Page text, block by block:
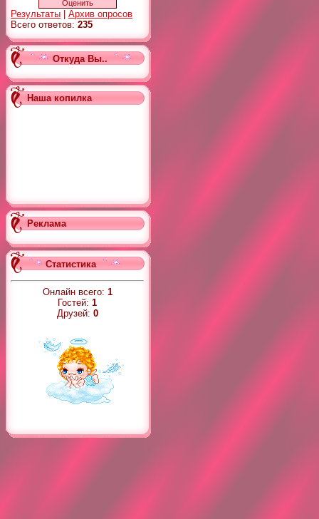
Результаты
Архив опросов
Всего ответов: 235
Откуда Вы..
Наша копилка
Реклама
Статистика
Онлайн всего: 1
Гостей: 1
Друзей: 0